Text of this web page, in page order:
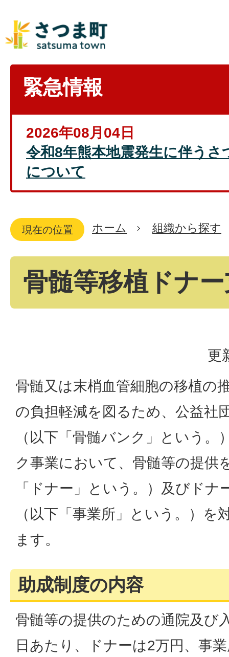
緊急情報
2026年08月04日
令和8年熊本地震発生に伴うさ
について
現在の位置 ホーム 組織から探す
骨髄等移植ドナ
更
骨髄又は末梢血管細胞の移植の
の負担軽減を図るため、公益社
（以下「骨髄バンク」という。
ク事業において、骨髄等の提供
「ドナー」という。）及びドナ
（以下「事業所」という。）を
ます。
助成制度の内容
骨髄等の提供のための通院及び
日あたり、ドナーは2万円、事